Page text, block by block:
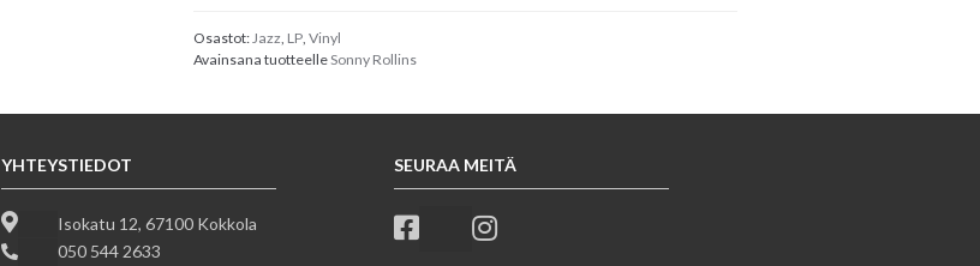
Osastot: Jazz LP, Vinyl
Avainsana tuotteelleSonny Rollins
YHTEYSTIEDOT
Isokatu 12, 67100 Kokkola
050 544 2633
SEURAA MEITÄ